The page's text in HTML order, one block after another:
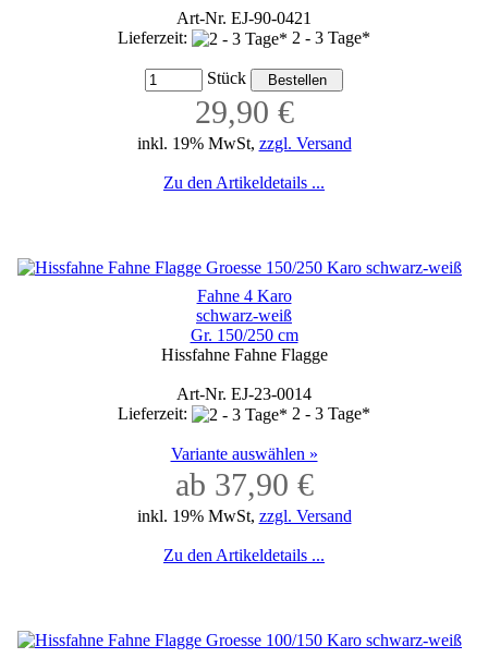
Art-Nr. EJ-90-0421
Lieferzeit:
2 - 3 Tage*
Stück
29,90 €
inkl. 19% MwSt, zzgl. Versand
Zu den Artikeldetails ...
Fahne 4 Karo
schwarz-weiß
Gr. 150/250 cm
Hissfahne Fahne Flagge
Art-Nr. EJ-23-0014
Lieferzeit:
2 - 3 Tage*
Variante auswählen »
ab 37,90 €
inkl. 19% MwSt, zzgl. Versand
Zu den Artikeldetails ...